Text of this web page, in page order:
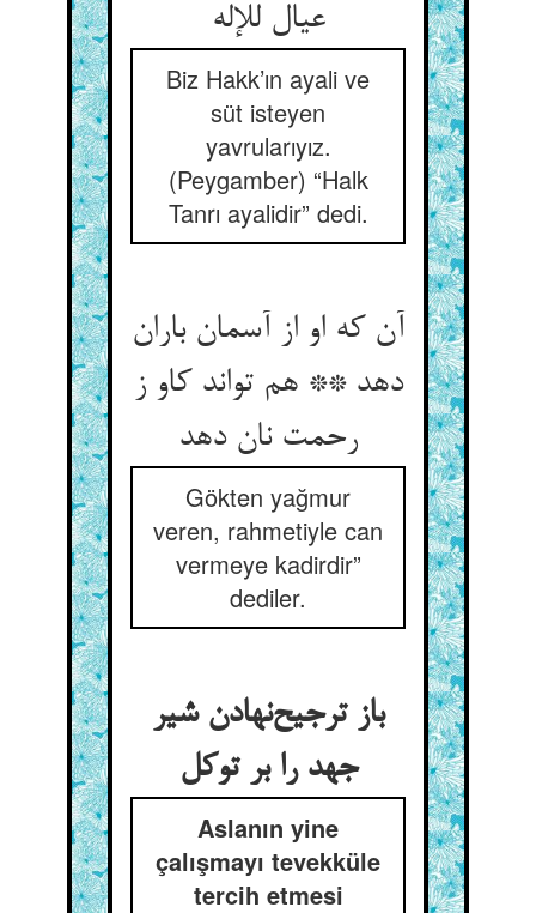
عیال للإله‌‌
Biz Hakk’ın ayali ve
süt isteyen
yavrularıyız.
(Peygamber) “Halk
Tanrı ayalidir” dedi.
آن که او از آسمان باران
دهد ** هم تواند کاو ز
رحمت نان دهد
Gökten yağmur
veren, rahmetiyle can
vermeye kadirdir”
dediler.
باز ترجیح‌‌نهادن شیر
جهد را بر توکل‌‌
Aslanın yine
çalışmayı tevekküle
tercih etmesi